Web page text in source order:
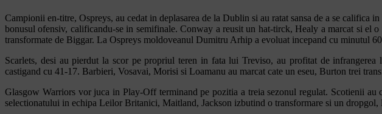
Campionii en-titre, Ospreys, au cedat in deplasarea de la Dublin si au ratat sansa de a se
bonusul ofensiv, calificandu-se in semifinale. Conway a reusit un hat-tirck, Healy a marcat si el
transformate de Biggar. La Ospreys moldoveanul Dumitru Arhip a evoluat incepand cu minutul
Scarlets, desi au pierdut la scor pe propriul teren in fata lui Treviso, au profitat de
castigand cu 41-17. Barbieri, Vosavai, Morisi si Loamanu au marcat cate un eseu, Burton trei
Glasgow Warriors vor juca in Play-Off terminand pe pozitia a treia sezonul regulat. Scotienii
selectionatului in echipa Leilor Britanici, Maitland, Jackson izbutind o transformare si un